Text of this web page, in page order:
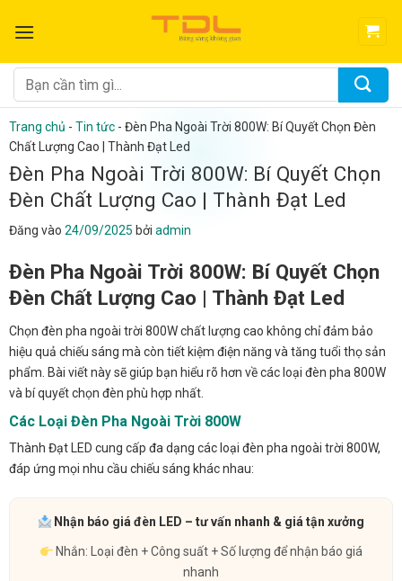
qua
dung
Tìm
kiếm:
Trang chủ - Tin tức - Đèn Pha Ngoài Trời 800W: Bí Quyết Chọn Đèn
Chất Lượng Cao | Thành Đạt Led
Đèn Pha Ngoài Trời 800W: Bí Quyết Chọn
Đèn Chất Lượng Cao | Thành Đạt Led
Đăng vào 24/09/2025 bởi admin
Đèn Pha Ngoài Trời 800W: Bí Quyết Chọn
Đèn Chất Lượng Cao | Thành Đạt Led
Chọn đèn pha ngoài trời 800W chất lượng cao không chỉ đảm bảo
hiệu quả chiếu sáng mà còn tiết kiệm điện năng và tăng tuổi thọ sản
phẩm. Bài viết này sẽ giúp bạn hiểu rõ hơn về các loại đèn pha 800W
và bí quyết chọn đèn phù hợp nhất.
Các Loại Đèn Pha Ngoài Trời 800W
Thành Đạt LED cung cấp đa dạng các loại đèn pha ngoài trời 800W,
đáp ứng mọi nhu cầu chiếu sáng khác nhau:
Nhận báo giá đèn LED – tư vấn nhanh & giá tận xưởng
Nhắn: Loại đèn + Công suất + Số lượng để nhận báo giá
nhanh